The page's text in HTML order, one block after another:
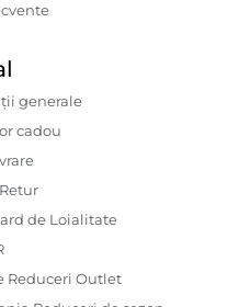
generale
cadou
de Loialitate
Reduceri Outlet